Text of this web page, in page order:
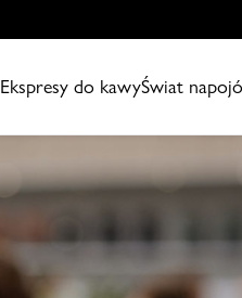
Ekspresy do kawyŚwiat